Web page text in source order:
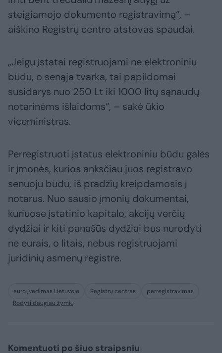
steigiamojo dokumento registravimą“, –
aiškino Registrų centro atstovas spaudai.
„Jeigu įstatai registruojami ne elektroniniu
būdu, o senąja tvarka, tai papildomai
susidarys nuo 250 Lt iki 1000 litų sąnaudų
notarinėms išlaidoms“, – sakė ūkio
viceministras.
Perregistruoti įstatus elektroniniu būdu galės
ir įmonės, kurios anksčiau juos registravo
senuoju būdu, iš pradžių kreipdamosis į
notarus. Nuo sausio įmonių dokumentai,
kuriuose įstatinio kapitalo, akcijų verčių
dydžiai ir kiti panašūs dydžiai bus nurodyti
ne eurais, o litais, nebus registruojami
juridinių asmenų registre.
euro įvedimas Lietuvoje Registrų centras
perregistravimas
Rodyti daugiau žymių
Komentuoti po šiuo straipsniu